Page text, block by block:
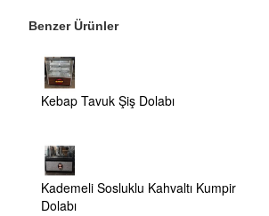
Benzer Ürünler
Kebap Tavuk Şiş Dolabı
Kademeli Sosluklu Kahvaltı Kumpir
Dolabı